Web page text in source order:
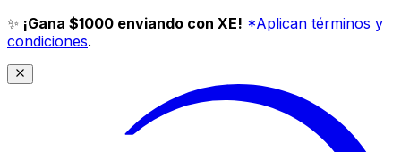
✨ ¡Gana $1000 enviando con XE! *Aplican términos y
condiciones.